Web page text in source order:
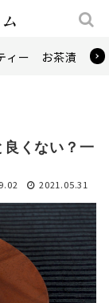
ィー お茶漬け
くない？一
2021.05.31